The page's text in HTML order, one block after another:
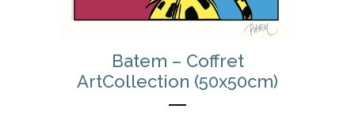
Batem – Coffret
ArtCollection (50x50cm)